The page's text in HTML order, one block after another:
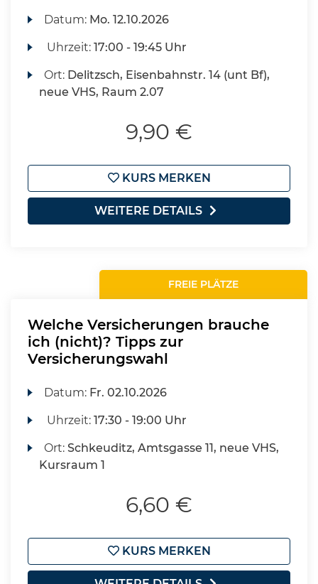
Datum: Mo. 12.10.2026
Uhrzeit:17:00 - 19:45 Uhr
Ort: Delitzsch, Eisenbahnstr. 14 (unt Bf),
neue VHS, Raum 2.07
9,90 €
KURS MERKEN
WEITERE DETAILS
FREIE PLÄTZE
Welche Versicherungen brauche
ich (nicht)? Tipps zur
Versicherungswahl
Datum: Fr. 02.10.2026
Uhrzeit:17:30 - 19:00 Uhr
Ort:Schkeuditz, Amtsgasse 11, neue VHS,
Kursraum 1
6,60 €
KURS MERKEN